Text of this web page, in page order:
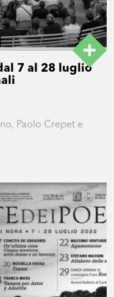
7 al 28 luglio
Paolo Crepet e